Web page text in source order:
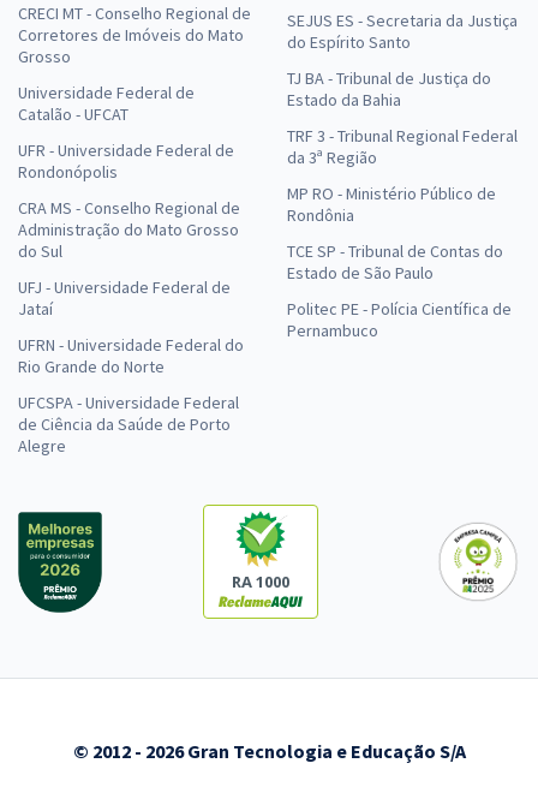
CRECI MT - Conselho Regional de
Corretores de Imóveis do Mato
Grosso
Universidade Federal de
Catalão - UFCAT
UFR - Universidade Federal de
Rondonópolis
CRA MS - Conselho Regional de
Administração do Mato Grosso
do Sul
UFJ - Universidade Federal de
Jataí
UFRN - Universidade Federal do
Rio Grande do Norte
UFCSPA - Universidade Federal
de Ciência da Saúde de Porto
Alegre
SEJUS ES - Secretaria da Justiça
do Espírito Santo
TJ BA - Tribunal de Justiça do
Estado da Bahia
TRF 3 - Tribunal Regional Federal
da 3ª Região
MP RO - Ministério Público de
Rondônia
TCE SP - Tribunal de Contas do
Estado de São Paulo
Politec PE - Polícia Científica de
Pernambuco
RA 1000
© 2012 - 2026 Gran Tecnologia e Educação S/A